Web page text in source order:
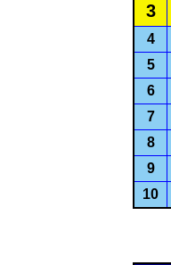
3
4
5
6
7
8
9
10